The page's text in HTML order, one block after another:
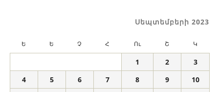
Սեպտեմբերի 2023
Ե Ե Չ Հ Ու Շ Կ
1 2
3
4
5 6 7 8 9
10